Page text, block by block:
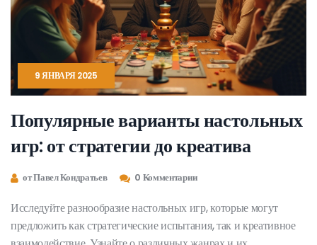
9 ЯНВАРЯ 2025
Популярные варианты настольных
игр: от стратегии до креатива
от Павел Кондратьев 0 Комментарии
Исследуйте разнообразие настольных игр, которые могут
предложить как стратегические испытания, так и креативное